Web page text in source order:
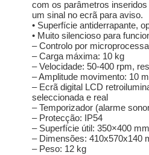
com os parâmetros
um sinal no ecrã para aviso.
• Superfície antiderrapante,
• Muito silencioso para
– Controlo por
– Carga máxima: 10 kg
– Velocidade: 50-400 rpm,
– Amplitude movimento: 10
– Ecrã digital LCD
seleccionada e real
– Temporizador (alarme
– Protecção: IP54
– Superfície útil: 350×400 mm
– Dimensões: 410x570x140
– Peso: 12 kg